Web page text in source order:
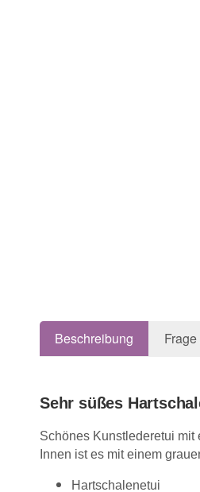
Beschreibung
Sehr süßes
Schönes Kunstlederetui
Innen ist es mit einem
Hartschalenetui